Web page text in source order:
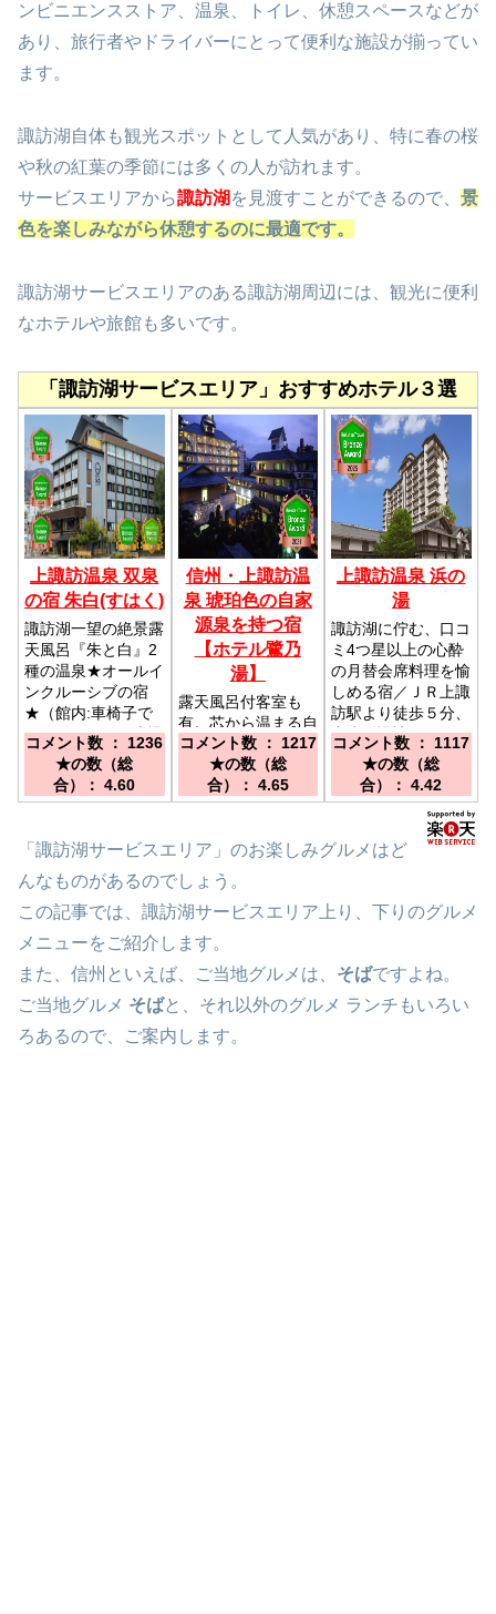
ンビニエンスストア、温泉、トイレ、休憩スペースなどが
あり、旅行者やドライバーにとって便利な施設が揃ってい
ます。
諏訪湖自体も観光スポットとして人気があり、特に春の桜
や秋の紅葉の季節には多くの人が訪れます。
サービスエリアから諏訪湖 を見渡すことができるので、 景
色を楽しみながら休憩するのに最適です。
諏訪湖サービスエリアのある諏訪湖周辺には、観光に便利
なホテルや旅館も多いです。
「諏訪湖サービスエリア」おすすめホテル３選
上諏訪温泉 双泉
の宿 朱白(すはく)
諏訪湖一望の絶景露
天風呂『朱と白』2
種の温泉★オールイ
ンクルーシブの宿
★（館内:車椅子で
の移動可／ＪＲ上諏
訪駅より徒歩７分、
諏訪I.C.より車で15
分
コメント数 ： 1236
★の数（総
合）： 4.60
信州・上諏訪温
泉 琥珀色の自家
源泉を持つ宿
【ホテル鷺乃
湯】
露天風呂付客室も
有。芯から温まる自
家源泉と心を癒す日
本庭園をもつ百余年
の歴史が香る宿。／
ＪＲ上諏訪駅より徒
り１５分
コメント数 ： 1217
★の数（総
合）： 4.65
上諏訪温泉 浜の
湯
諏訪湖に佇む、口コ
ミ4つ星以上の心酔
の月替会席料理を愉
しめる宿／ＪＲ上諏
訪駅より徒歩５分、
中央道諏訪ＩＣより
車で１５分
コメント数 ： 1117
★の数（総
合）： 4.42
「諏訪湖サービスエリア」のお楽しみグルメはど
んなものがあるのでしょう。
この記事では、諏訪湖サービスエリア上り、下りのグルメ
メニューをご紹介します。
また、信州といえば、ご当地グルメは、 そばですよね。
ご当地グルメ そばと、それ以外のグルメ ランチもいろい
ろあるので、ご案内します。